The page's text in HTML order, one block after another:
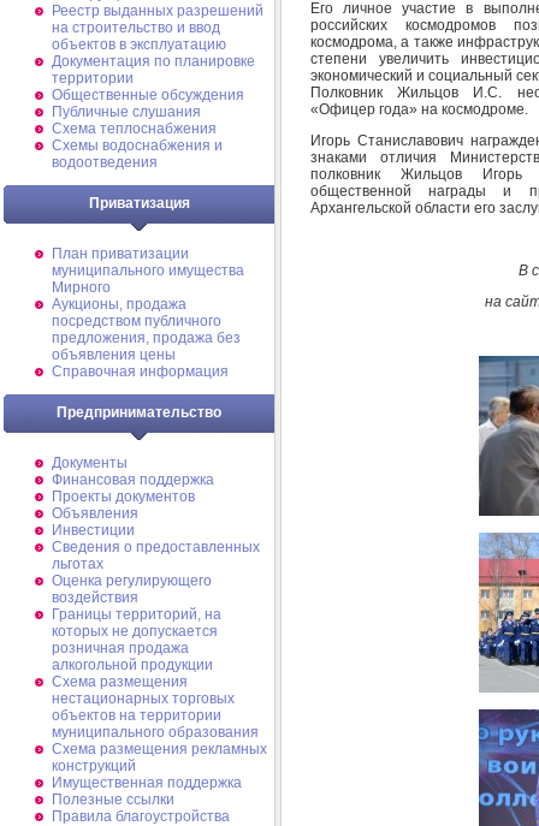
Реестр выданных разрешений
на строительство и ввод
объектов в эксплуатацию
Документация по планировке
территории
Общественные обсуждения
Публичные слушания
Схема теплоснабжения
Схемы водоснабжения и
водоотведения
Приватизация
План приватизации
муниципального имущества
Мирного
Аукционы, продажа
посредством публичного
предложения, продажа без
объявления цены
Справочная информация
Предпринимательство
Документы
Финансовая поддержка
Проекты документов
Объявления
Инвестиции
Сведения о предоставленных
льготах
Оценка регулирующего
воздействия
Границы территорий, на
которых не допускается
розничная продажа
алкогольной продукции
Схема размещения
нестационарных торговых
объектов на территории
муниципального образования
Схема размещения рекламных
конструкций
Имущественная поддержка
Полезные ссылки
Правила благоустройства
Его личное участие в
российских космодромов
космодрома, а также
степени увеличить
экономический и социальный
Полковник Жильцов И.С.
«Офицер года» на космодроме.
Игорь Станиславович
знаками отличия
полковник Жильцов Игорь
общественной награды и
Архангельской области его
В
на